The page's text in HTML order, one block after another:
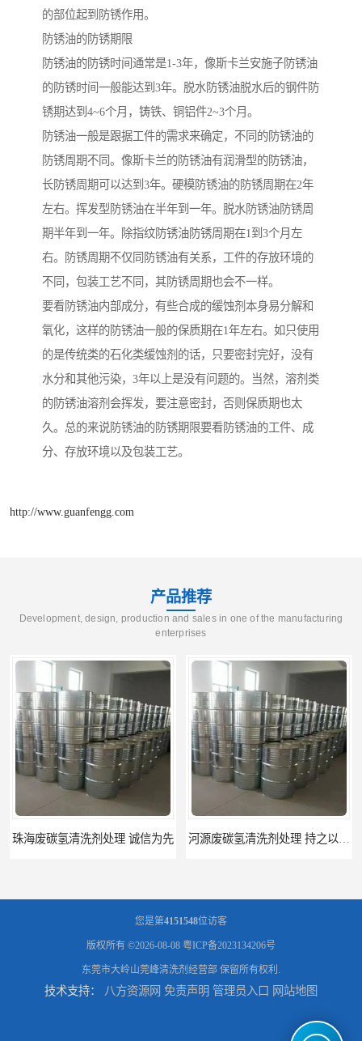
的部位起到防锈作用。
防锈油的防锈期限
防锈油的防锈时间通常是1-3年，像斯卡兰安施子防锈油
的防锈时间一般能达到3年。脱水防锈油脱水后的钢件防
锈期达到4~6个月，铸铁、铜铝件2~3个月。
防锈油一般是跟据工件的需求来确定，不同的防锈油的
防锈周期不同。像斯卡兰的防锈油有润滑型的防锈油，
长防锈周期可以达到3年。硬模防锈油的防锈周期在2年
左右。挥发型防锈油在半年到一年。脱水防锈油防锈周
期半年到一年。除指纹防锈油防锈周期在1到3个月左
右。防锈周期不仅同防锈油有关系，工件的存放环境的
不同，包装工艺不同，其防锈周期也会不一样。
要看防锈油内部成分，有些合成的缓蚀剂本身易分解和
氧化，这样的防锈油一般的保质期在1年左右。如只使用
的是传统类的石化类缓蚀剂的话，只要密封完好，没有
水分和其他污染，3年以上是没有问题的。当然，溶剂类
的防锈油溶剂会挥发，要注意密封，否则保质期也太
久。总的来说防锈油的防锈期限要看防锈油的工件、成
分、存放环境以及包装工艺。
http://www.guanfengg.com
产品推荐
Development, design, production and sales in one of the manufacturing
enterprises
河源废碳氢清洗剂处理 持之以恒为客户服务
您是第4151548位访客
版权所有 ©2026-08-08 粤ICP备2023134206号
东莞市大岭山莞峰清洗剂经营部 保留所有权利.
技术支持： 八方资源网 免责声明 管理员入口 网站地图